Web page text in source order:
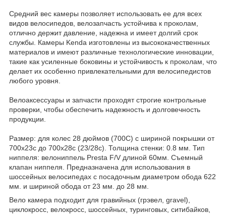
Средний вес камеры позволяет использовать ее для всех
видов велосипедов, велозапчасть устойчива к проколам,
отлично держит давление, надежна и имеет долгий срок
службы. Камеры Kenda изготовлены из высококачественных
материалов и имеют различные технологические инновации,
такие как усиленные боковины и устойчивость к проколам, что
делает их особенно привлекательными для велосипедистов
любого уровня.
Велоаксессуары и запчасти проходят строгие контрольные
проверки, чтобы обеспечить надежность и долговечность
продукции.
Размер: для колес 28 дюймов (700C) с шириной покрышки от
700х23c до 700х28c (23/28c). Толщина стенки: 0.8 мм. Тип
ниппеля: велониппель Presta F/V длиной 60мм. Съемный
клапан ниппеля. Предназначена для использования в
шоссейных велосипедах с посадочным диаметром обода 622
мм. и шириной обода от 23 мм. до 28 мм.
Вело камера подходит для гравийных (грэвел, gravel),
циклокросс, велокросс, шоссейных, туринговых, ситибайков,